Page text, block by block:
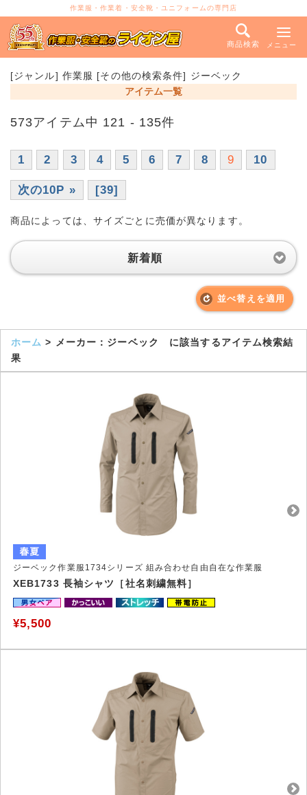
作業服・作業着・安全靴・ユニフォームの専門店
商品検索 メニュー
[ジャンル] 作業服 [その他の検索条件] ジーベック
アイテム一覧
573アイテム中 121 - 135件
1 2 3 4 5 6 7 8 9 10
次の10P » [39]
商品によっては、サイズごとに売価が異なります。
新着順
並べ替えを適用
ホーム > メーカー：ジーベック に該当するアイテム検索結
果
ジーベック作業服1734シリーズ 組み合わせ自由自在な作業服
XEB1733 長袖シャツ［社名刺繍無料］
¥5,500